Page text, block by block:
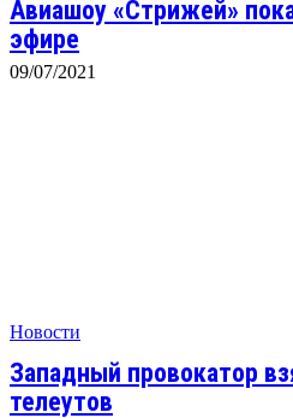
Авиашоу «Стрижей»
эфире
09/07/2021
Новости
Западный провокатор
телеутов